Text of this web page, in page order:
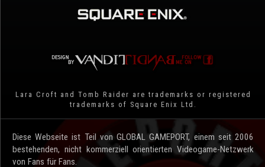
Lara Croft and Tomb Raider are trademarks or registered
trademarks of Square Enix Ltd.
Diese Webseite ist Teil von GLOBAL GAMEPORT, einem seit 2006
bestehenden, nicht kommerziell orientierten Videogame-Netzwerk
von Fans für Fans.